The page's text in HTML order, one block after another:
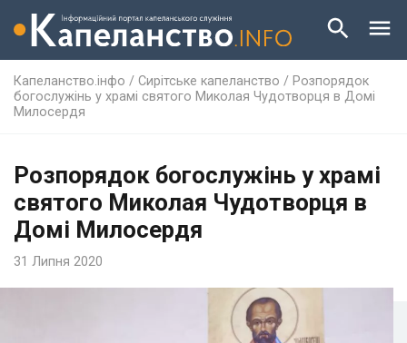
Капеланство.інфо / Сирітське капеланство / Розпорядок
богослужінь у храмі святого Миколая Чудотворця в Домі
Милосердя
Розпорядок богослужінь у храмі
святого Миколая Чудотворця в
Домі Милосердя
31 Липня 2020